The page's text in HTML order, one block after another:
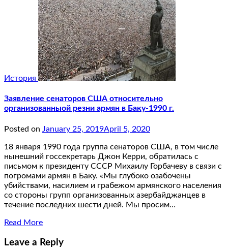
История
Заявление сенаторов США относительно
организованныой резни армян в Баку-1990 г.
Posted on January 25, 2019April 5, 2020
18 января 1990 года группа сенаторов США, в том числе
нынешний госсекретарь Джон Керри, обратилась с
письмом к президенту СССР Михаилу Горбачеву в связи с
погромами армян в Баку. «Мы глубоко озабочены
убийствами, насилием и грабежом армянского населения
со стороны групп организованных азербайджанцев в
течение последних шести дней. Мы просим…
Read More
Leave a Reply